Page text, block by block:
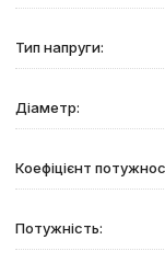
Тип напруги:
Діаметр:
Коефіцієнт
Потужність: